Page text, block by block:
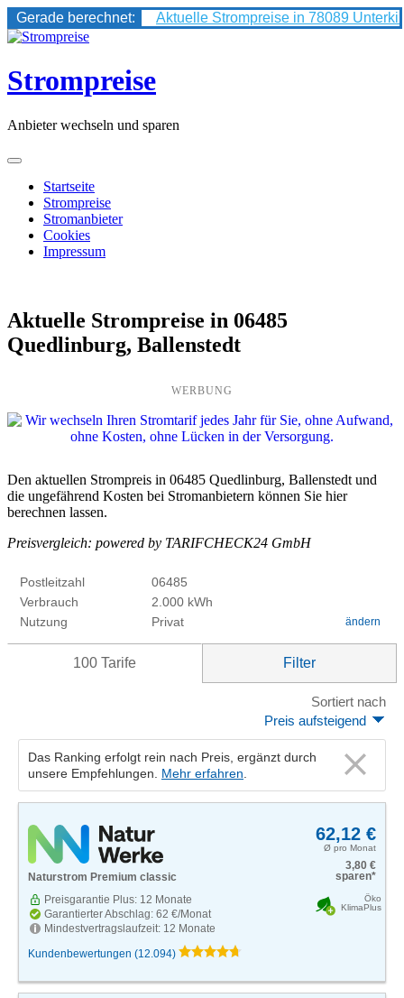
Gerade berechnet:
Aktuelle Strompreise in 78089
Skip
content
Strompreise
Anbieter wechseln und sparen
Startseite
Strompreise
Stromanbieter
Cookies
Impressum
Aktuelle Strompreise in 06485
Quedlinburg, Ballenstedt
WERBUNG
Den aktuellen Strompreis in 06485 Quedlinburg, Ballenstedt und
die ungefährend Kosten bei Stromanbietern können Sie hier
berechnen lassen.
Preisvergleich: powered by TARIFCHECK24 GmbH